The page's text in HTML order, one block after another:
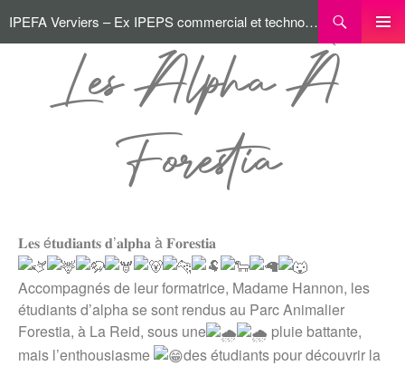
IPEFA Verviers – Ex IPEPS commercial et technologique
Les Alpha À
Forestia
𝐋𝐞𝐬 é𝐭𝐮𝐝𝐢𝐚𝐧𝐭𝐬 𝐝’𝐚𝐥𝐩𝐡𝐚 à 𝐅𝐨𝐫𝐞𝐬𝐭𝐢𝐚
Accompagnés de leur formatrice, Madame Hannon, les
étudiants d’alpha se sont rendus au Parc Animalier
Forestia, à La Reid, sous une
pluie battante,
mais l’enthousiasme
des étudiants pour découvrir la